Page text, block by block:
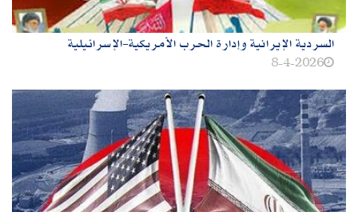
السردية الإيرانية وإدارة الحرب الأمريكية-الإسرائيلية
8-4-2026